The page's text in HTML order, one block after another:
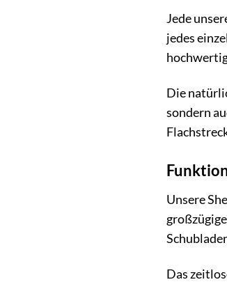
Jede
jedes
Die
sondern
Unsere
Das